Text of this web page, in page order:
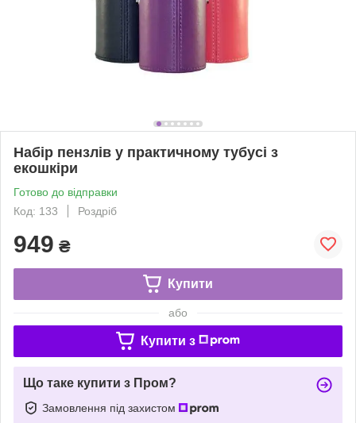
Набір пензлів у практичному тубусі з
екошкіри
Готово до відправки
Код: 133
Роздріб
949 ₴
Купити
або
Купити з
Що таке купити з Пром?
Замовлення під захистом